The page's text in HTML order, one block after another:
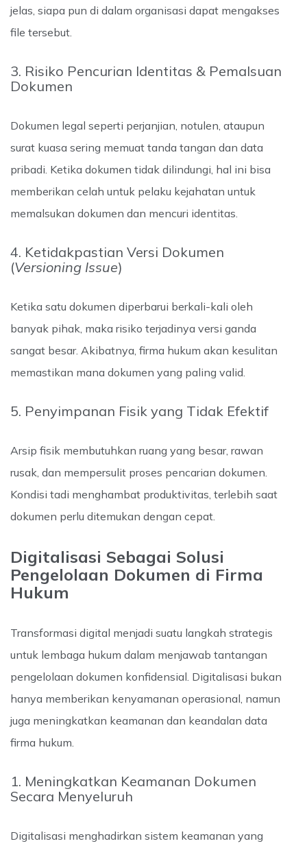
jelas, siapa pun di dalam organisasi dapat mengakses
file tersebut.
3. Risiko Pencurian Identitas & Pemalsuan
Dokumen
Dokumen legal seperti perjanjian, notulen, ataupun
surat kuasa sering memuat tanda tangan dan data
pribadi. Ketika dokumen tidak dilindungi, hal ini bisa
memberikan celah untuk pelaku kejahatan untuk
memalsukan dokumen dan mencuri identitas.
4. Ketidakpastian Versi Dokumen
(Versioning Issue)
Ketika satu dokumen diperbarui berkali-kali oleh
banyak pihak, maka risiko terjadinya versi ganda
sangat besar. Akibatnya, firma hukum akan kesulitan
memastikan mana dokumen yang paling valid.
5. Penyimpanan Fisik yang Tidak Efektif
Arsip fisik membutuhkan ruang yang besar, rawan
rusak, dan mempersulit proses pencarian dokumen.
Kondisi tadi menghambat produktivitas, terlebih saat
dokumen perlu ditemukan dengan cepat.
Digitalisasi Sebagai Solusi
Pengelolaan Dokumen di Firma
Hukum
Transformasi digital menjadi suatu langkah strategis
untuk lembaga hukum dalam menjawab tantangan
pengelolaan dokumen konfidensial. Digitalisasi bukan
hanya memberikan kenyamanan operasional, namun
juga meningkatkan keamanan dan keandalan data
firma hukum.
1. Meningkatkan Keamanan Dokumen
Secara Menyeluruh
Digitalisasi menghadirkan sistem keamanan yang